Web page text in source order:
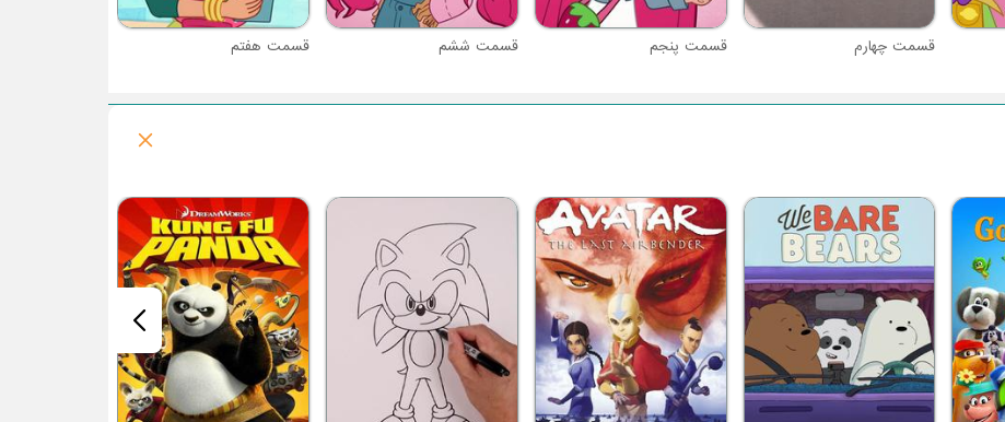
قسمت چهارم قسمت پنجم قسمت ششم قسمت هفتم